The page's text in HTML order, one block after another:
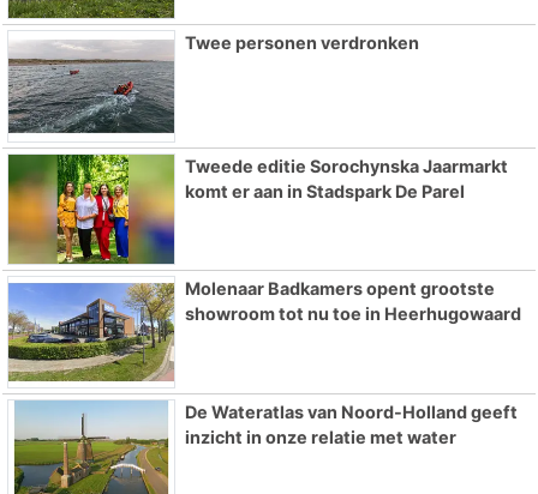
Twee personen verdronken
Tweede editie Sorochynska Jaarmarkt
komt er aan in Stadspark De Parel
Molenaar Badkamers opent grootste
showroom tot nu toe in Heerhugowaard
De Wateratlas van Noord-Holland geeft
inzicht in onze relatie met water